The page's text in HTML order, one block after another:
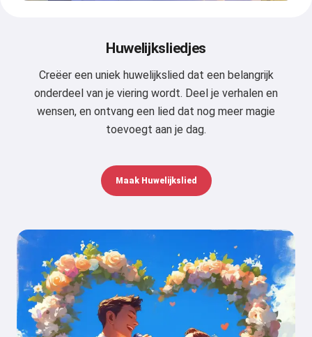
Huwelijksliedjes
Creëer een uniek huwelijkslied dat een belangrijk
onderdeel van je viering wordt. Deel je verhalen en
wensen, en ontvang een lied dat nog meer magie
toevoegt aan je dag.
Maak Huwelijkslied